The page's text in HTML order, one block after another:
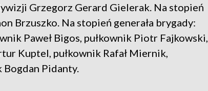
Grzegorz Gerard Gielerak. Na stopień
Brzuszko. Na stopień generała brygady:
Paweł Bigos, pułkownik Piotr Fajkowski,
Kuptel, pułkownik Rafał Miernik,
Bogdan Pidanty.